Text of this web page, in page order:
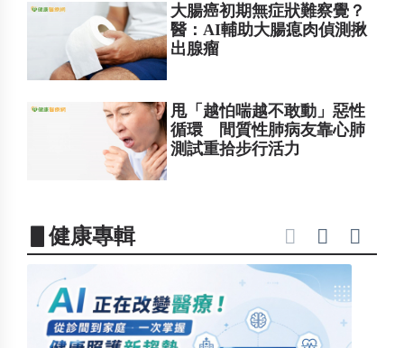
大腸癌初期無症狀難察覺？
醫：AI輔助大腸瘜肉偵測揪
出腺瘤
甩「越怕喘越不敢動」惡性
循環 間質性肺病友靠心肺
測試重拾步行活力
▋健康專輯